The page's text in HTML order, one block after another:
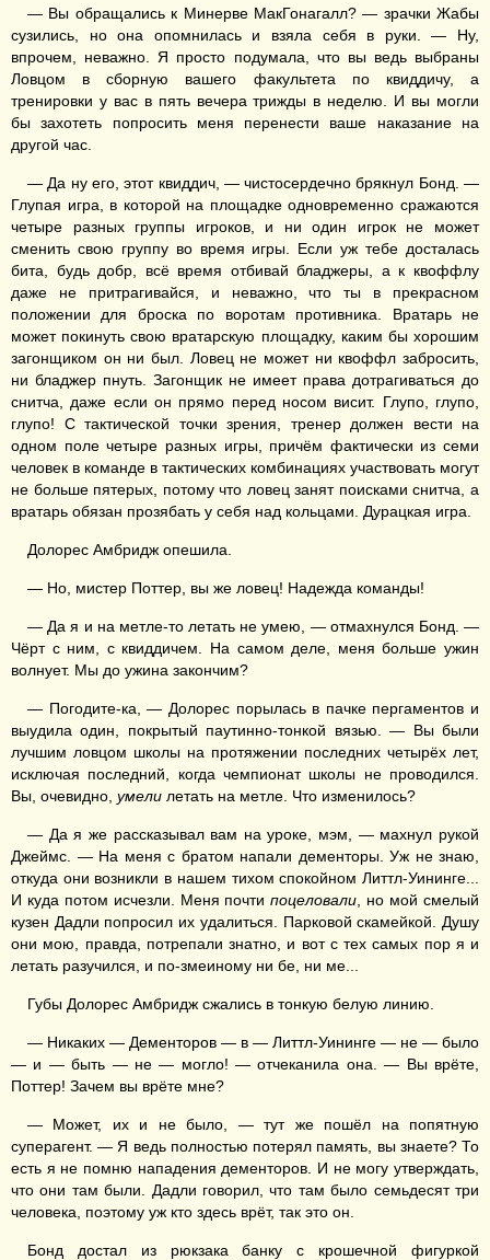
— Вы обращались к Минерве МакГонагалл? — зрачки Жабы
сузились, но она опомнилась и взяла себя в руки. — Ну,
впрочем, неважно. Я просто подумала, что вы ведь выбраны
Ловцом в сборную вашего факультета по квиддичу, а
тренировки у вас в пять вечера трижды в неделю. И вы могли
бы захотеть попросить меня перенести ваше наказание на
другой час.
— Да ну его, этот квиддич, — чистосердечно брякнул Бонд. —
Глупая игра, в которой на площадке одновременно сражаются
четыре разных группы игроков, и ни один игрок не может
сменить свою группу во время игры. Если уж тебе досталась
бита, будь добр, всё время отбивай бладжеры, а к квоффлу
даже не притрагивайся, и неважно, что ты в прекрасном
положении для броска по воротам противника. Вратарь не
может покинуть свою вратарскую площадку, каким бы хорошим
загонщиком он ни был. Ловец не может ни квоффл забросить,
ни бладжер пнуть. Загонщик не имеет права дотрагиваться до
снитча, даже если он прямо перед носом висит. Глупо, глупо,
глупо! С тактической точки зрения, тренер должен вести на
одном поле четыре разных игры, причём фактически из семи
человек в команде в тактических комбинациях участвовать могут
не больше пятерых, потому что ловец занят поисками снитча, а
вратарь обязан прозябать у себя над кольцами. Дурацкая игра.
Долорес Амбридж опешила.
— Но, мистер Поттер, вы же ловец! Надежда команды!
— Да я и на метле-то летать не умею, — отмахнулся Бонд. —
Чёрт с ним, с квиддичем. На самом деле, меня больше ужин
волнует. Мы до ужина закончим?
— Погодите-ка, — Долорес порылась в пачке пергаментов и
выудила один, покрытый паутинно-тонкой вязью. — Вы были
лучшим ловцом школы на протяжении последних четырёх лет,
исключая последний, когда чемпионат школы не проводился.
Вы, очевидно, умели летать на метле. Что изменилось?
— Да я же рассказывал вам на уроке, мэм, — махнул рукой
Джеймс. — На меня с братом напали дементоры. Уж не знаю,
откуда они возникли в нашем тихом спокойном Литтл-Уининге...
И куда потом исчезли. Меня почтипоцеловали , но мой смелый
кузен Дадли попросил их удалиться. Парковой скамейкой. Душу
они мою, правда, потрепали знатно, и вот с тех самых пор я и
летать разучился, и по-змеиному ни бе, ни ме...
Губы Долорес Амбридж сжались в тонкую белую линию.
— Никаких — Дементоров — в — Литтл-Уининге — не — было
— и — быть — не — могло! — отчеканила она. — Вы врёте,
Поттер! Зачем вы врёте мне?
— Может, их и не было, — тут же пошёл на попятную
суперагент. — Я ведь полностью потерял память, вы знаете? То
есть я не помню нападения дементоров. И не могу утверждать,
что они там были. Дадли говорил, что там было семьдесят три
человека, поэтому уж кто здесь врёт, так это он.
Бонд достал из рюкзака банку с крошечной фигуркой